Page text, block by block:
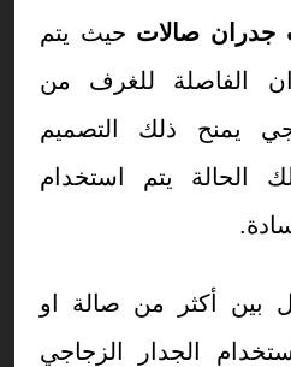
جدران صالات حيث يتم
الفاصلة للغرف من
يمنح ذلك التصميم
الحالة يتم استخدام
بين أكثر من صالة او
الجدار الزجاجي